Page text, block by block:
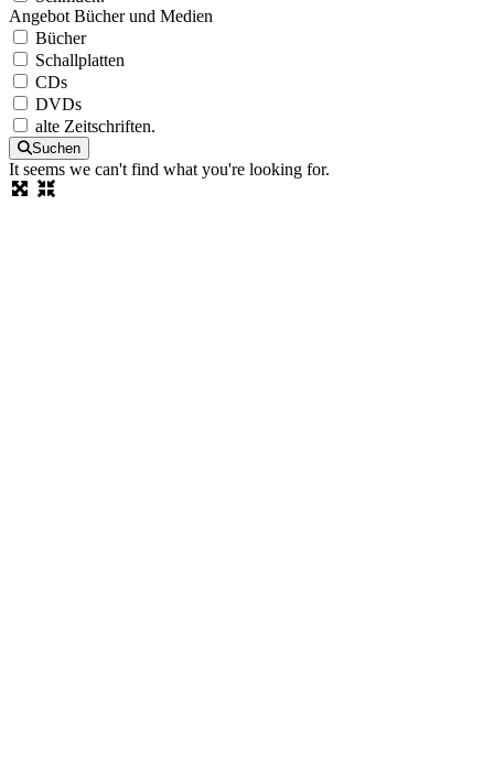
Angebot Bücher und Medien
Bücher
Schallplatten
CDs
DVDs
alte Zeitschriften.
Suchen
It seems we can't find what you're looking for.